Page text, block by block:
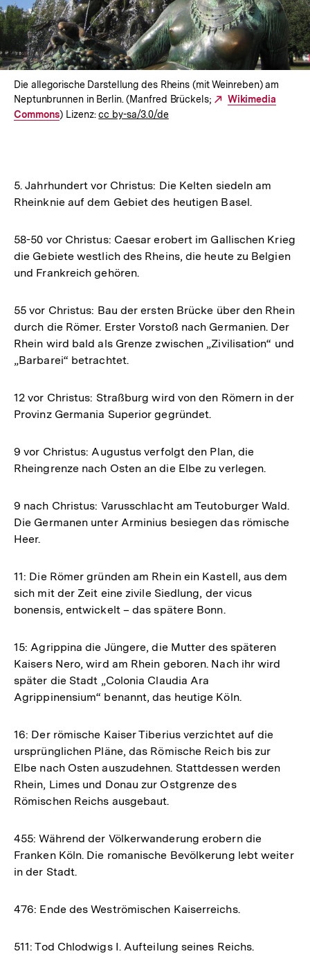
Die allegorische Darstellung des Rheins (mit Weinreben) am
Neptunbrunnen in Berlin. (Manfred Brückels;
Externer
Wikimedia
Commons) Lizenz:cc by-sa/3.0/de
5. Jahrhundert vor Christus: Die Kelten siedeln am
Rheinknie auf dem Gebiet des heutigen Basel.
58-50 vor Christus: Caesar erobert im Gallischen Krieg
die Gebiete westlich des Rheins, die heute zu Belgien
und Frankreich gehören.
55 vor Christus: Bau der ersten Brücke über den Rhein
durch die Römer. Erster Vorstoß nach Germanien. Der
Rhein wird bald als Grenze zwischen „Zivilisation“ und
„Barbarei“ betrachtet.
12 vor Christus: Straßburg wird von den Römern in der
Provinz Germania Superior gegründet.
9 vor Christus: Augustus verfolgt den Plan, die
Rheingrenze nach Osten an die Elbe zu verlegen.
9 nach Christus: Varusschlacht am Teutoburger Wald.
Die Germanen unter Arminius besiegen das römische
Heer.
11: Die Römer gründen am Rhein ein Kastell, aus dem
sich mit der Zeit eine zivile Siedlung, der vicus
bonensis, entwickelt – das spätere Bonn.
15: Agrippina die Jüngere, die Mutter des späteren
Kaisers Nero, wird am Rhein geboren. Nach ihr wird
später die Stadt „Colonia Claudia Ara
Agrippinensium“ benannt, das heutige Köln.
16: Der römische Kaiser Tiberius verzichtet auf die
ursprünglichen Pläne, das Römische Reich bis zur
Elbe nach Osten auszudehnen. Stattdessen werden
Rhein, Limes und Donau zur Ostgrenze des
Römischen Reichs ausgebaut.
455: Während der Völkerwanderung erobern die
Franken Köln. Die romanische Bevölkerung lebt weiter
in der Stadt.
476: Ende des Weströmischen Kaiserreichs.
511: Tod Chlodwigs I. Aufteilung seines Reichs.